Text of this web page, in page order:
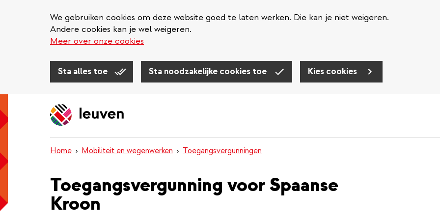
We gebruiken cookies om deze website goed te laten werken. Die kan je niet weigeren.
Andere cookies kan je wel weigeren.
Meer over onze cookies
Sta alles toe Sta noodzakelijke cookies toe Kies cookies
Home Mobiliteit en wegenwerken Toegangsvergunningen
Toegangsvergunning voor Spaanse
Kroon